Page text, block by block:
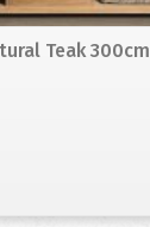
Teak 300cm